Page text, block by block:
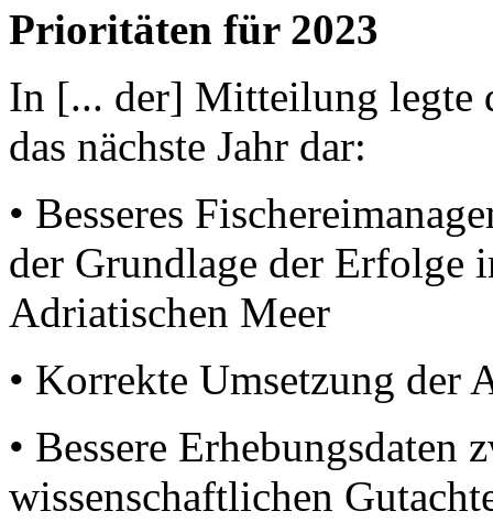
Prioritäten für 2023
In [... der] Mitteilung legte
das nächste Jahr dar:
• Besseres
der Grundlage der Erfolge
Adriatischen Meer
• Korrekte Umsetzung der
• Bessere Erhebungsdaten
wissenschaftlichen